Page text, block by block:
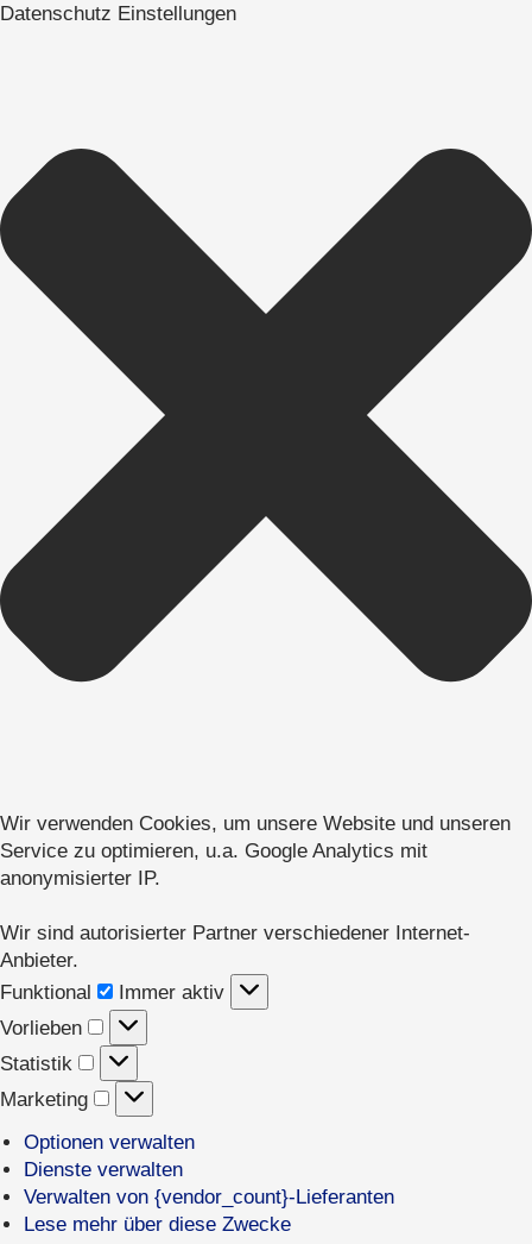
Datenschutz Einstellungen
Wir verwenden Cookies, um unsere Website und unseren
Service zu optimieren, u.a. Google Analytics mit
anonymisierter IP.
Wir sind autorisierter Partner verschiedener Internet-
Anbieter.
Funktional Funktional
Immer aktiv
Vorlieben
Vorlieben
Statistik
Statistik
Marketing
Marketing
Optionen verwalten
Dienste verwalten
Verwalten von {vendor_count}-Lieferanten
Lese mehr über diese Zwecke